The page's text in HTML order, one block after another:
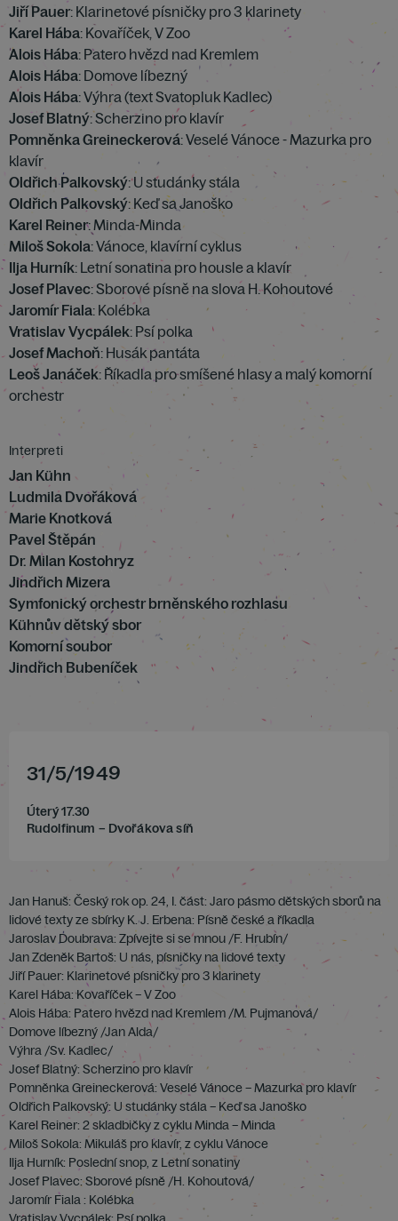
Jiří Pauer: Klarinetové písničky pro 3 klarinety
Karel Hába: Kovaříček, V Zoo
Alois Hába: Patero hvězd nad Kremlem
Alois Hába: Domove líbezný
Alois Hába: Výhra (text Svatopluk Kadlec)
Josef Blatný: Scherzino pro klavír
Pomněnka Greineckerová: Veselé Vánoce - Mazurka pro
klavír
Oldřich Palkovský: U studánky stála
Oldřich Palkovský: Keď sa Janoško
Karel Reiner: Minda-Minda
Miloš Sokola: Vánoce, klavírní cyklus
Ilja Hurník: Letní sonatina pro housle a klavír
Josef Plavec: Sborové písně na slova H. Kohoutové
Jaromír Fiala: Kolébka
Vratislav Vycpálek: Psí polka
Josef Machoň: Husák pantáta
Leoš Janáček: Říkadla pro smíšené hlasy a malý komorní
orchestr
Interpreti
Jan Kühn
Ludmila Dvořáková
Marie Knotková
Pavel Štěpán
Dr. Milan Kostohryz
Jindřich Mizera
Symfonický orchestr brněnského rozhlasu
Kühnův dětský sbor
Komorní soubor
Jindřich Bubeníček
31/5/1949
Úterý 17.30
Rudolfinum – Dvořákova síň
Jan Hanuš: Český rok op. 24, I. část: Jaro pásmo dětských sborů na
lidové texty ze sbírky K. J. Erbena: Písně české a říkadla
Jaroslav Doubrava: Zpívejte si se mnou /F. Hrubín/
Jan Zdeněk Bartoš: U nás, písničky na lidové texty
Jiří Pauer: Klarinetové písničky pro 3 klarinety
Karel Hába: Kovaříček – V Zoo
Alois Hába: Patero hvězd nad Kremlem /M. Pujmanová/
Domove líbezný /Jan Alda/
Výhra /Sv. Kadlec/
Josef Blatný: Scherzino pro klavír
Pomněnka Greineckerová: Veselé Vánoce – Mazurka pro klavír
Oldřich Palkovský: U studánky stála – Keď sa Janoško
Karel Reiner: 2 skladbičky z cyklu Minda – Minda
Miloš Sokola: Mikuláš pro klavír, z cyklu Vánoce
Ilja Hurník: Poslední snop, z Letní sonatiny
Josef Plavec: Sborové písně /H. Kohoutová/
Jaromír Fiala : Kolébka